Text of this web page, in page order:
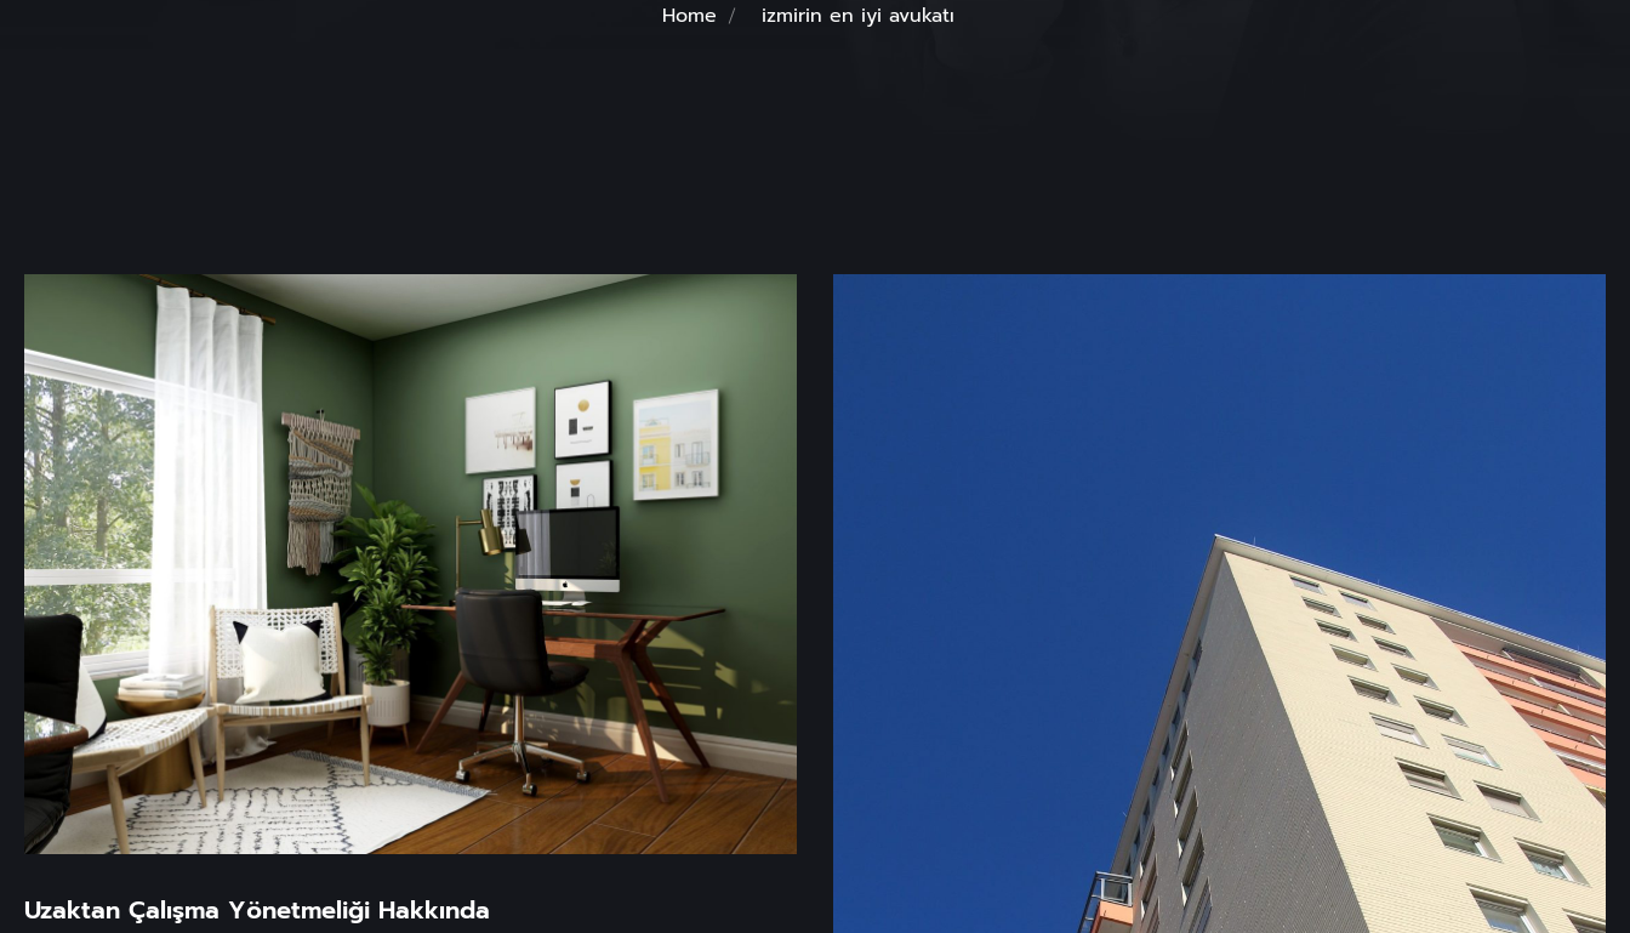
Home izmirin en iyi avukatı
Uzaktan Çalışma Yönetmeliği Hakkında